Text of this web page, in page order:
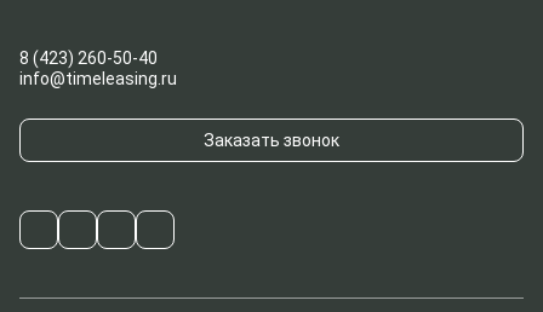
8 (423) 260-50-40
info@timeleasing.ru
Заказать звонок